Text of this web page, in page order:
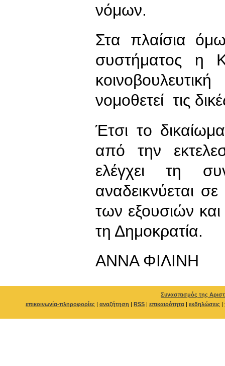
νόμων.
Στα πλαίσια
συστήματος η
νομοθετεί τις
Έτσι το
από την
ελέγχει τη
αναδεικνύεται
των εξουσιών και
τη Δημοκρατία.
ΑΝΝΑ ΦΙΛΙΝΗ
Συνασπισμός της
επικοινωνία-πληροφορίες | αναζήτηση | RSS | επικαιρότητα | εκδηλώσεις |